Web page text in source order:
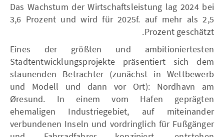
Das Wachstum der Wirtschaftsleistung lag 2024 bei
3,6 Prozent und wird für 2025f. auf mehr als 2,5
Prozent geschätzt.
Eines der größten und ambitioniertesten
Stadtentwicklungsprojekte präsentiert sich dem
staunenden Betrachter (zunächst in Wettbewerb
und Modell und dann vor Ort): Nordhavn am
Øresund. In einem vom Hafen geprägten
ehemaligen Industriegebiet, auf miteinander
verbundenen Inseln und vordringlich für Fußgänger